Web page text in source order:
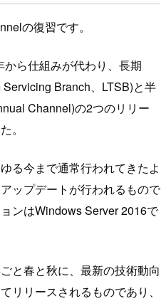
の復習です。
ら仕組みが代わり、長期
Branch、LTSB)と半
Channel)の2つのリリー
。
る今まで通常行われてきたよ
ップデートが行われるもので
ンはWindows Server 2016で
と春と秋に、最新の技術動向
リリースされるものであり、